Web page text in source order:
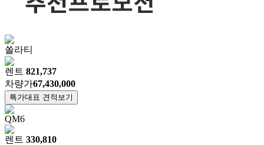
쏠라티
렌트 821,737
차량가67,430,000
특가대표 견적보기
QM6
렌트 330,810